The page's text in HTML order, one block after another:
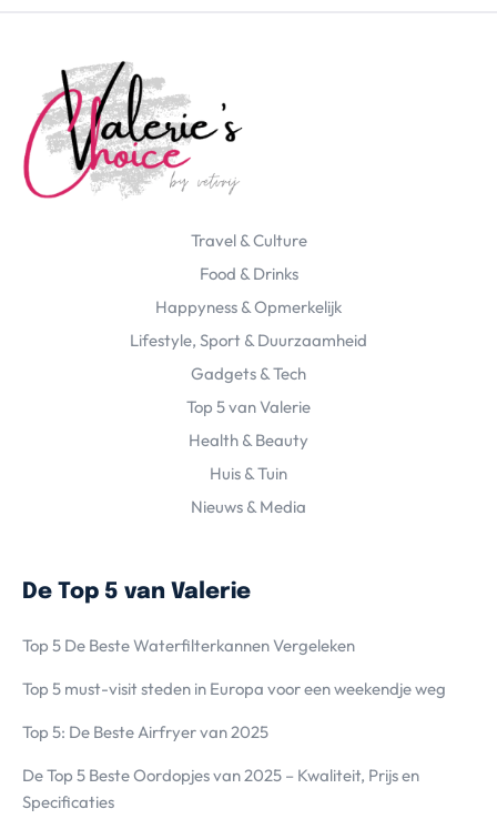
Travel & Culture
Food & Drinks
Happyness & Opmerkelijk
Lifestyle, Sport & Duurzaamheid
Gadgets & Tech
Top 5 van Valerie
Health & Beauty
Huis & Tuin
Nieuws & Media
De Top 5 van Valerie
Top 5 De Beste Waterfilterkannen Vergeleken
Top 5 must-visit steden in Europa voor een weekendje weg
Top 5: De Beste Airfryer van 2025
De Top 5 Beste Oordopjes van 2025 – Kwaliteit, Prijs en
Specificaties